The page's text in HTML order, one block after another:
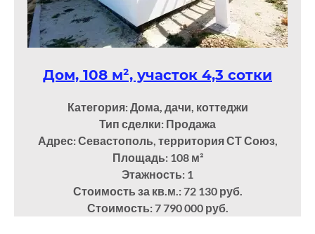
Дом, 108 м², участок 4,3 сотки
Категория: Дома, дачи, коттеджи
Тип сделки: Продажа
Адрес: Севастополь, территория СТ Союз,
Площадь: 108м²
Этажность: 1
Стоимость за кв.м.: 72 130 руб.
Стоимость: 7 790 000 руб.